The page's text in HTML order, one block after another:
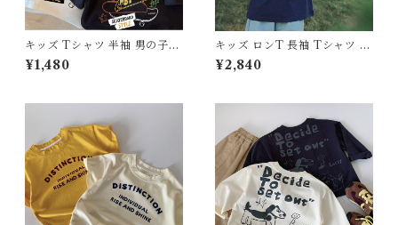
キッズ Tシャツ 半袖 男の子
アメカジ ストリート スケボー
グラフィティ 落書き風 プリン
0% コットン 薄手 夏服 新作
韓国子供服 通園 通学
¥1,480
キッズ ロンT 長袖 Tシャツ 速
乾 通気性 トップス 男の子 女
の子 子供服 スポーツ アウトド
¥2,840